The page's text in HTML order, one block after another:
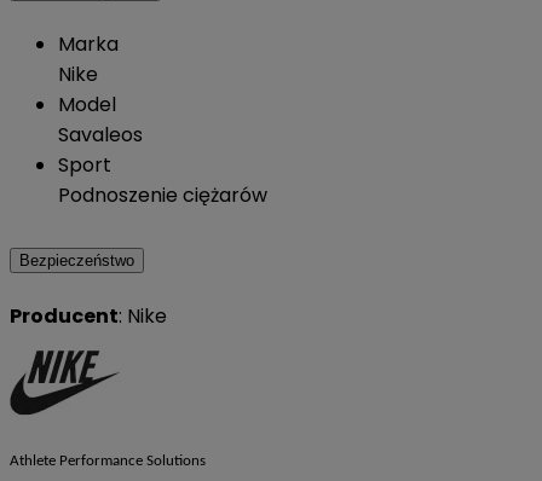
Marka
Nike
Model
Savaleos
Sport
Podnoszenie ciężarów
Bezpieczeństwo
Producent: Nike
Athlete Performance Solutions